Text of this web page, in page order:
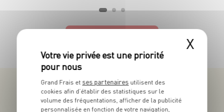
X
Grand Frais et ses partenaires utilisent des
cookies afin d’établir des statistiques sur le
volume des fréquentations, afficher de la publicité
personnalisée en fonction de votre navigation,